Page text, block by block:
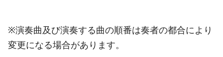
※演奏曲及び演奏する曲の順番は奏者の都合により
変更になる場合があります。